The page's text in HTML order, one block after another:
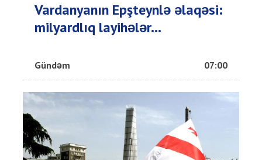
Vardanyanın Epşteynlə əlaqəsi:
milyardlıq layihələr...
Gündəm 07:00